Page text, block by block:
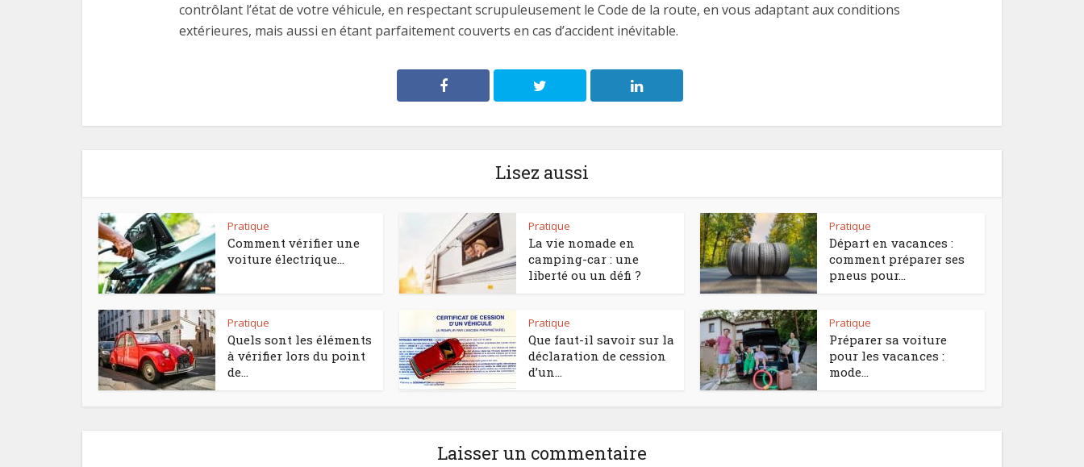
contrôlant l’état de votre véhicule, en respectant scrupuleusement le Code de la route, en vous adaptant aux conditions
extérieures, mais aussi en étant parfaitement couverts en cas d’accident inévitable.
Lisez aussi
Pratique
Comment vérifier une
voiture électrique...
Pratique
La vie nomade en
camping-car : une
liberté ou un défi ?
Pratique
Départ en vacances :
comment préparer ses
pneus pour...
Pratique
Quels sont les éléments
à vérifier lors du point
de...
Pratique
Que faut-il savoir sur la
déclaration de cession
d’un...
Pratique
Préparer sa voiture
pour les vacances :
mode...
Laisser un commentaire